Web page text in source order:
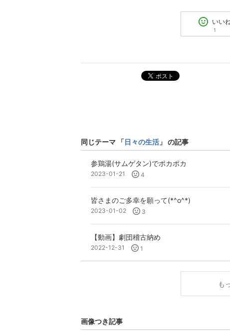
いい
1
ポスト
同じテーマ 「日々の生活 」 の記事
参鶏湯(サムゲタン)でポカポカ
2023-01-21 4
皆さまのご多幸を願って(*^o^*)
2023-01-02 3
【動画】劇団稽古納め
2022-12-31 1
も
画像つき記事